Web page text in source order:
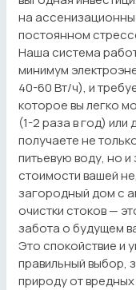
на
постоянном
Наша система
минимум
40-60 Вт/ч), и
которое вы легко
(1-2 раза в год)
получаете не
питьевую воду, но
стоимости вашей
загородный дом с
очистки стоков —
забота о будущем
Это спокойствие и
правильный выбор,
природу от вредных